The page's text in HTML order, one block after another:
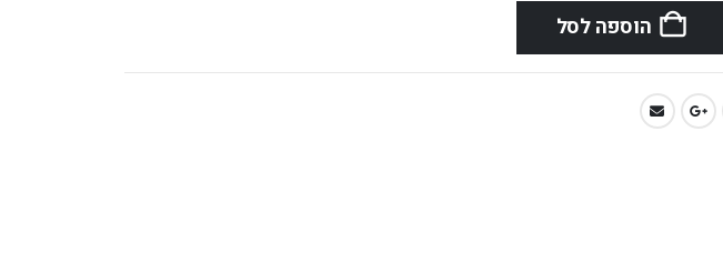
הוספה לסל